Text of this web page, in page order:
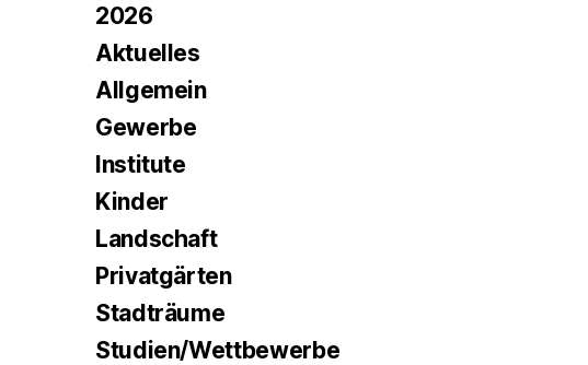
2026
Aktuelles
Allgemein
Gewerbe
Institute
Kinder
Landschaft
Privatgärten
Stadträume
Studien/Wettbewerbe